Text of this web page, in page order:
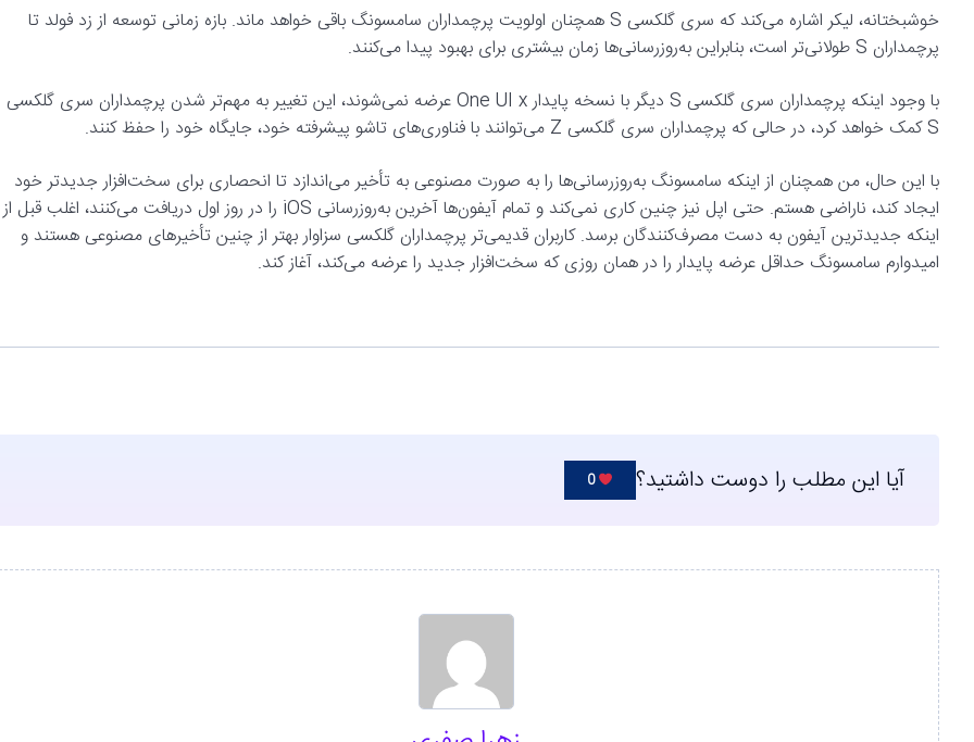
خوشبختانه، لیکر اشاره می‌کند که سری گلکسی S همچنان اولویت پرچمداران سامسونگ باقی خواهد ماند. بازه زمانی توسعه از زد فولد تا
پرچمداران S طولانی‌تر است، بنابراین به‌روزرسانی‌ها زمان بیشتری برای بهبود پیدا می‌کنند.
با وجود اینکه پرچمداران سری گلکسی S دیگر با نسخه پایدار One UI x عرضه نمی‌شوند، این تغییر به مهم‌تر شدن پرچمداران سری گلکسی
S کمک خواهد کرد، در حالی که پرچمداران سری گلکسی Z می‌توانند با فناوری‌های تاشو پیشرفته خود، جایگاه خود را حفظ کنند.
با این حال، من همچنان از اینکه سامسونگ به‌روزرسانی‌ها را به صورت مصنوعی به تأخیر می‌اندازد تا انحصاری برای سخت‌افزار جدیدتر خود
ایجاد کند، ناراضی هستم. حتی اپل نیز چنین کاری نمی‌کند و تمام آیفون‌ها آخرین به‌روزرسانی iOS را در روز اول دریافت می‌کنند، اغلب قبل از
اینکه جدیدترین آیفون به دست مصرف‌کنندگان برسد. کاربران قدیمی‌تر پرچمداران گلکسی سزاوار بهتر از چنین تأخیرهای مصنوعی هستند و
امیدوارم سامسونگ حداقل عرضه پایدار را در همان روزی که سخت‌افزار جدید را عرضه می‌کند، آغاز کند.
آیا این مطلب را دوست داشتید؟ 0